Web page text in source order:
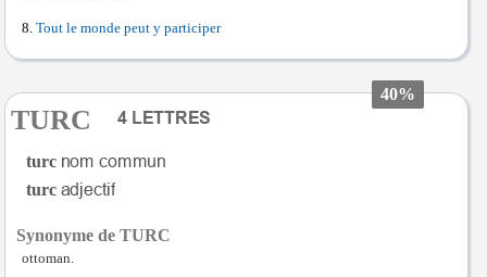
Tout le monde peut y participer
40%
TURC
turc
turc
Synonyme de TURC
ottoman.